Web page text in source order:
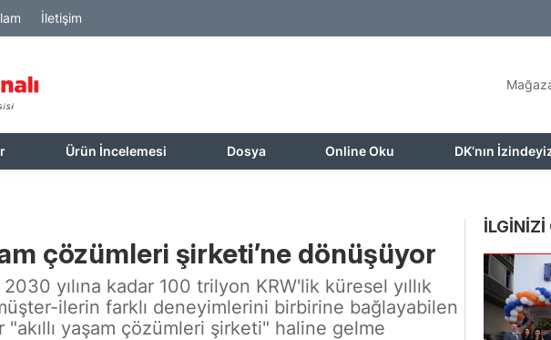
İletişim
Ürün İncelemesi Dosya Online Oku DK’nın
çözümleri şirketi’ne dönüşüyor
yılına kadar 100 trilyon KRW'lik küresel yıllık
ilerin farklı deneyimlerini birbirine bağlayabilen
yaşam çözümleri şirketi" haline gelme
İLGİNİZİ